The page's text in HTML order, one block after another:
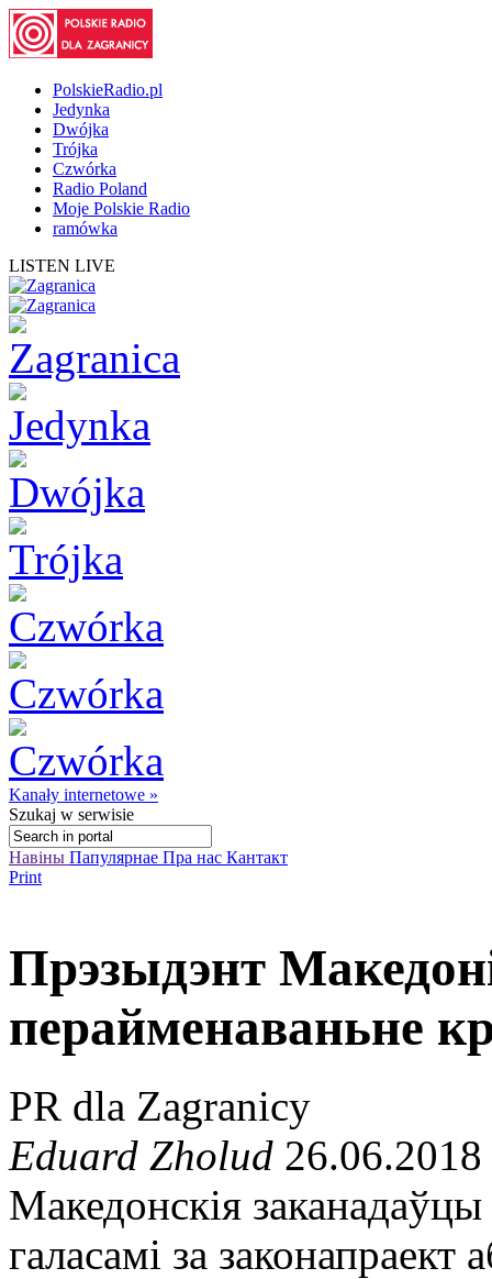
PolskieRadio.pl
Jedynka
Dwójka
Trójka
Czwórka
Radio Poland
Moje Polskie Radio
ramówka
LISTEN LIVE
Kanały internetowe »
Szukaj w serwisie
Навіны Папулярнае Пра нас Кантакт
Print
Прэзыдэнт
перайменаваньне
PR dla Zagranicy
Eduard Zholud
Македонскія заканадаўцы
галасамі за